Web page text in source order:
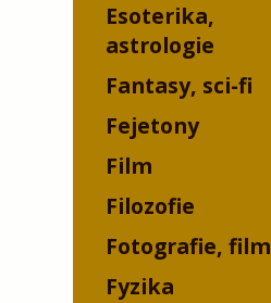
Esoterika,
astrologie
Fantasy, sci-fi
Fejetony
Film
Filozofie
Fotografie, film
Fyzika